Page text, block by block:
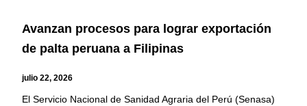
Avanzan procesos para lograr exportación
de palta peruana a Filipinas
julio 22, 2026
El Servicio Nacional de Sanidad Agraria del Perú (Senasa)